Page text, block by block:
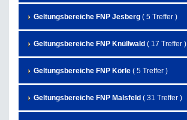
Geltungsbereiche FNP Jesberg ( 5 Treffer )
Geltungsbereiche FNP Knüllwald ( 17 Treffer )
Geltungsbereiche FNP Körle ( 5 Treffer )
Geltungsbereiche FNP Malsfeld ( 31 Treffer )